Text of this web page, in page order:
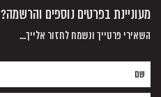
מעוניינת בפרטים נוספים והרשמה?
השאירי פרטייך ונשמח לחזור אלייך...